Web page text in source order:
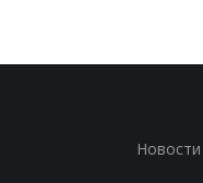
Новости